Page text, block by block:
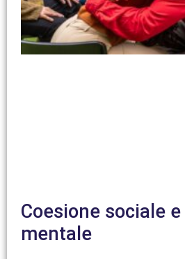
Coesione sociale
mentale